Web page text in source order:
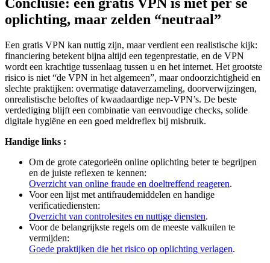
oplichting, maar zelden “neutraal”
financiering betekent bijna altijd een tegenprestatie, en de VPN
wordt een krachtige tussenlaag tussen u en het internet. Het grootste
risico is niet “de VPN in het algemeen”, maar ondoorzichtigheid en
slechte praktijken: overmatige dataverzameling, doorverwijzingen,
onrealistische beloftes of kwaadaardige nep-VPN’s. De beste
verdediging blijft een combinatie van eenvoudige checks, solide
digitale hygiëne en een goed meldreflex bij misbruik.
en de juiste reflexen te kennen:
Overzicht van online fraude en doeltreffend reageren
Voor een lijst met antifraudemiddelen en handige
verificatiediensten:
Overzicht van controlesites en nuttige diensten
Voor de belangrijkste regels om de meeste valkuilen te
vermijden:
Goede praktijken die het risico op oplichting verlagen